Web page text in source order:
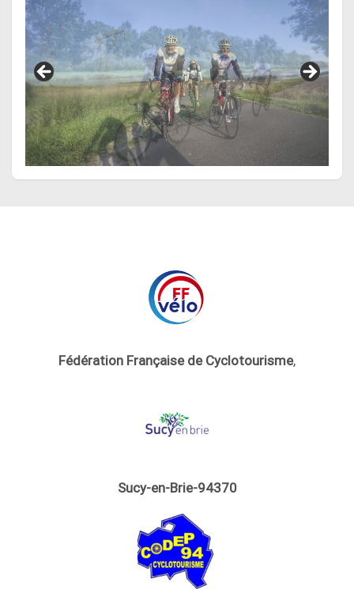
Fédération Française de Cyclotourisme,
Sucy-en-Brie-94370